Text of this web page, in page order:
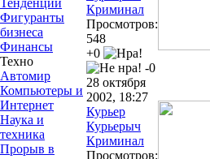
Тенденции
Фигуранты
бизнеса
Финансы
Техно
Автомир
Компьютеры и
Интернет
Наука и
техника
Прорыв в
Криминал
Просмотров:
548
+0
-0
28 октября
2002, 18:27
Курьер
Курьерыч
Криминал
Просмотров: